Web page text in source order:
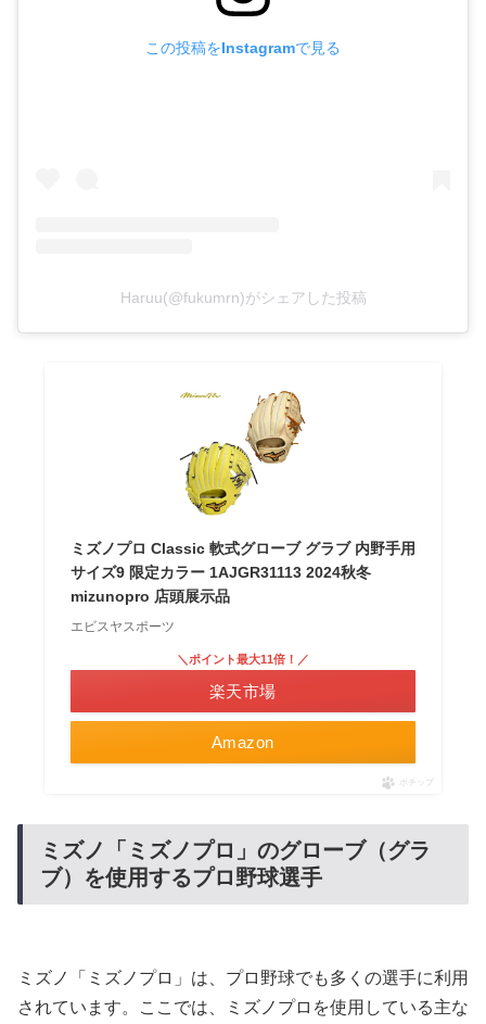
この投稿をInstagramで見る
Haruu(@fukumrn)がシェアした投稿
ミズノプロ Classic 軟式グローブ グラブ 内野手用
サイズ9 限定カラー 1AJGR31113 2024秋冬
mizunopro 店頭展示品
エビスヤスポーツ
Amazon
＼ポイント最大11倍！／
楽天市場
ポチップ
ミズノ「ミズノプロ」のグローブ（グラ
ブ）を使用するプロ野球選手
ミズノ「ミズノプロ」は、プロ野球でも多くの選手に利用
されています。ここでは、ミズノプロを使用している主な